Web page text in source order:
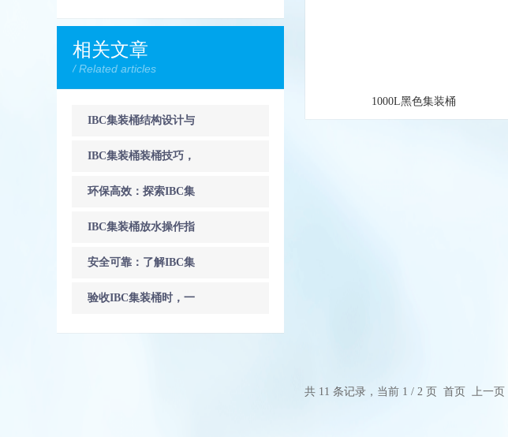
相关文章
/ Related articles
IBC集装桶结构设计与
液体运输安全标准解
析
IBC集装桶装桶技巧，
规范操作提升安全与
效率
环保高效：探索IBC集
装桶在物流行业的应
用
IBC集装桶放水操作指
南
安全可靠：了解IBC集
装桶在液体储存中的
验收IBC集装桶时，一
1000L黑色集装桶
共 11 条记录，当前 1 / 2 页 首页 上一页